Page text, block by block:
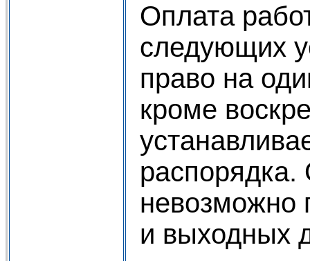
Оплата
следующих
право на
кроме
невозможно
и выходных